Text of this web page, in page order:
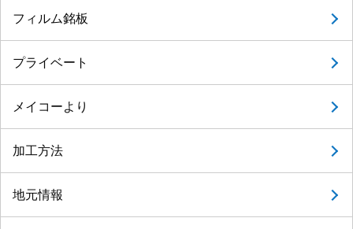
フィルム銘板
プライベート
メイコーより
加工方法
地元情報